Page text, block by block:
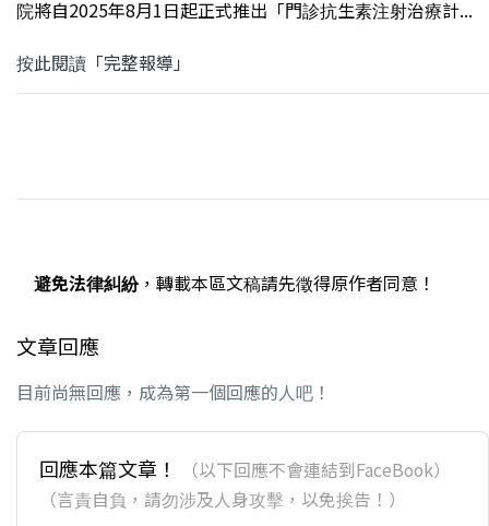
院將自2025年8月1日起正式推出「門診抗生素注射治療計...
按此閱讀「完整報導」
避免法律糾紛，轉載本區文稿請先徵得原作者同意！
文章回應
目前尚無回應，成為第一個回應的人吧！
回應本篇文章！
（以下回應不會連結到FaceBook）
（言責自負，請勿涉及人身攻擊，以免挨告！）